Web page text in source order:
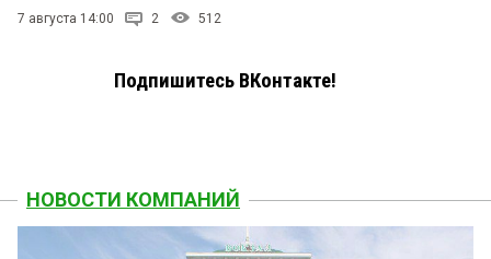
7 августа 14:00 2 512
Подпишитесь ВКонтакте!
НОВОСТИ КОМПАНИЙ